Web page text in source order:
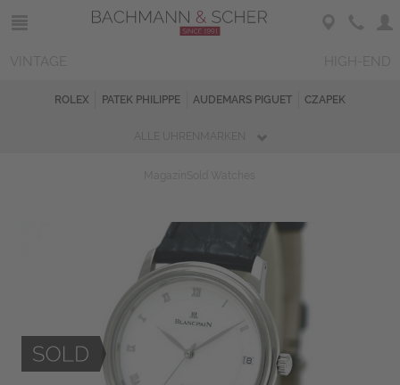
ROLEX PATEK PHILIPPE AUDEMARS PIGUET CZAPEK